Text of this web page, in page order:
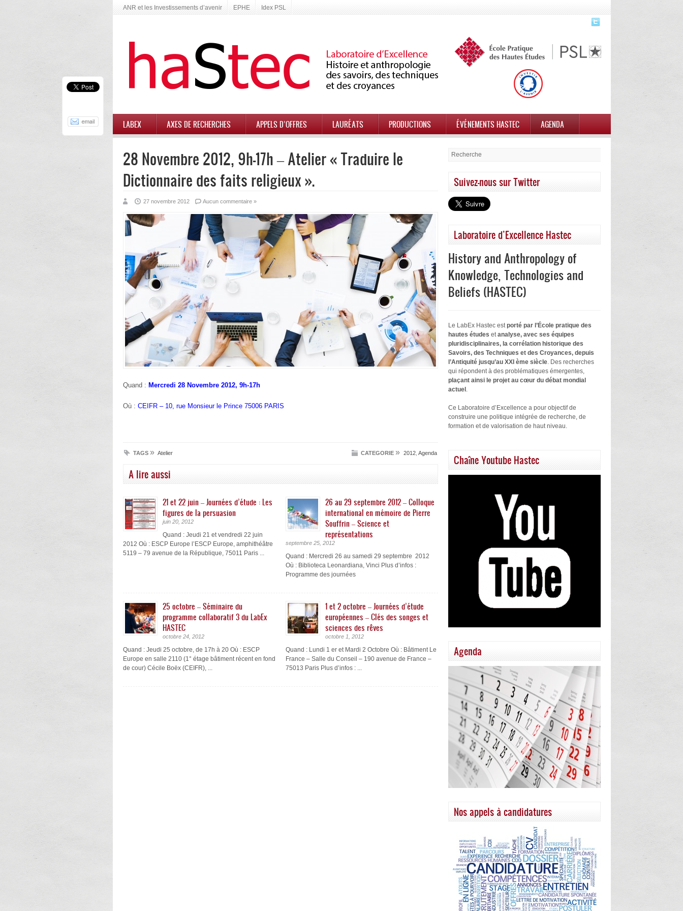
ANR et les Investissements d’avenir EPHE Idex PSL
LABEX AXES DE RECHERCHES APPELS D’OFFRES LAURÉATS PRODUCTIONS ÉVÉNEMENTS HASTEC AGENDA
28 Novembre 2012, 9h-17h – Atelier « Traduire le
Dictionnaire des faits religieux ».
27 novembre 2012 Aucun commentaire »
Quand : Mercredi 28 Novembre 2012, 9h-17h
Où : CEIFR – 10, rue Monsieur le Prince 75006 PARIS
TAGS » Atelier CATEGORIE » 2012 Agenda
A lire aussi
21 et 22 juin – Journées d’étude : Les
figures de la persuasion
juin 20, 2012
Quand : Jeudi 21 et vendredi 22 juin
2012 Où : ESCP Europe l’ESCP Europe, amphithéâtre
5119 – 79 avenue de la République, 75011 Paris ...
26 au 29 septembre 2012 – Colloque
international en mémoire de Pierre
Souffrin – Science et
représentations
septembre 25, 2012
Quand : Mercredi 26 au samedi 29 septembre 2012
Où : Biblioteca Leonardiana, Vinci Plus d’infos :
Programme des journées
25 octobre – Séminaire du
programme collaboratif 3 du LabEx
HASTEC
octobre 24, 2012
Quand : Jeudi 25 octobre, de 17h à 20 Où : ESCP
Europe en salle 2110 (1° étage bâtiment récent en fond
de cour) Cécile Boëx (CEIFR), ...
1 et 2 octobre – Journées d’étude
européennes – Clés des songes et
sciences des rêves
octobre 1, 2012
Quand : Lundi 1 er et Mardi 2 Octobre Où : Bâtiment Le
France – Salle du Conseil – 190 avenue de France –
75013 Paris Plus d’infos : ...
Suivez-nous sur Twitter
Laboratoire d’Excellence Hastec
History and Anthropology of
Knowledge, Technologies and
Beliefs (HASTEC)
Le LabEx Hastec estporté par l’École pratique des
hautes études etanalyse, avec ses équipes
pluridisciplinaires, la corrélation historique des
Savoirs, des Techniques et des Croyances, depuis
l’Antiquité jusqu’au XXI ème siècle. Des recherches
qui répondent à des problématiques émergentes,
plaçant ainsi le projet au cœur du débat mondial
actuel .
Ce Laboratoire d’Excellence a pour objectif de
construire une politique intégrée de recherche, de
formation et de valorisation de haut niveau.
Chaîne Youtube Hastec
Agenda
Nos appels à candidatures